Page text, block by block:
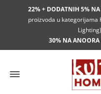
22% + DODATNIH 5%
proizvoda u kategorijama
30% NA